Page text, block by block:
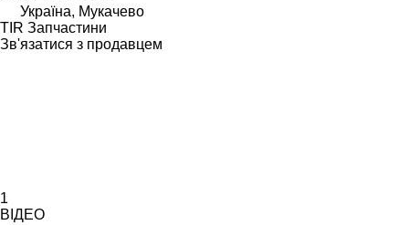
Україна, Мукачево
TIR Запчастини
Зв'язатися з продавцем
1
ВІДЕО